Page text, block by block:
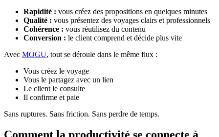
Rapidité : vous créez des propositions en quelques minutes
Qualité : vous présentez des voyages clairs et professionnels
Cohérence : vous réutilisez du contenu
Conversion : le client comprend et décide plus vite
Avec MOGU, tout se déroule dans le même flux :
Vous créez le voyage
Vous le partagez avec un lien
Le client le consulte
Il confirme et paie
Sans ruptures. Sans friction. Sans perdre de temps.